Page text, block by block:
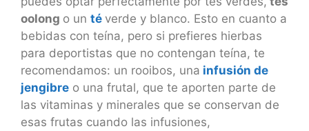
oolong o un té verde y blanco. Esto en cuanto a
bebidas con teína, pero si prefieres hierbas
para deportistas que no contengan teína, te
recomendamos: un rooibos, una infusión de
jengibre o una frutal, que te aporten parte de
las vitaminas y minerales que se conservan de
esas frutas cuando las infusiones,